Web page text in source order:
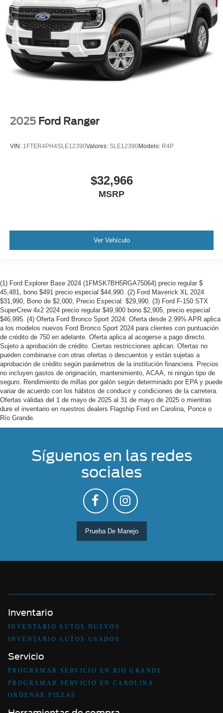
2025 Ford Ranger
VIN: 1FTER4PH4SLE12390Valores: SLE12390Modelo: R4P
$32,966
MSRP
Ver Vehículo
(1) Ford Explorer Base 2024 (1FMSK7BH5RGA75064) precio regular $
45,481, bono $491 precio especial $44,990. (2) Ford Maverick XL 2024
$31,990, Bono de $2,000, Precio Especial: $29,990. (3) Ford F-150 STX
SuperCrew 4x2 2024 precio regular $49,900 bono $2,905, precio especial
$46,995. (4) Oferta Ford Bronco Sport 2024: Oferta desde 2.99% APR aplica
a los modelos nuevos Ford Bronco Sport 2024 para clientes con puntuación
de crédito de 750 en adelante. Oferta aplica al acogerse a pago directo.
Sujeto a aprobación de crédito. Ciertas restricciones aplican. Ofertas no
pueden combinarse con otras ofertas o descuentos y están sujetas a
aprobación de crédito según parámetros de la institución financiera. Precios
no incluyen gastos de originación, mantenimiento, ACAA, ni ningún tipo de
seguro. Rendimiento de millas por galón según determinado por EPA y puede
variar de acuerdo con los hábitos de conducir y condiciones de la carretera.
Ofertas válidas del 1 de mayo de 2025 al 31 de mayo de 2025 o mientras
dure el inventario en nuestros dealers Flagship Ford en Carolina, Ponce o
Río Grande.
Síguenos en las redes
sociales
Prueba De Manejo
Inventario
INVENTARIO AUTOS NUEVOS
INVENTARIO AUTOS USADOS
Servicio
PROGRAMAR SERVICIO EN RIO GRANDE
PROGRAMAR SERVICIO EN CAROLINA
ORDENAR PIEZAS